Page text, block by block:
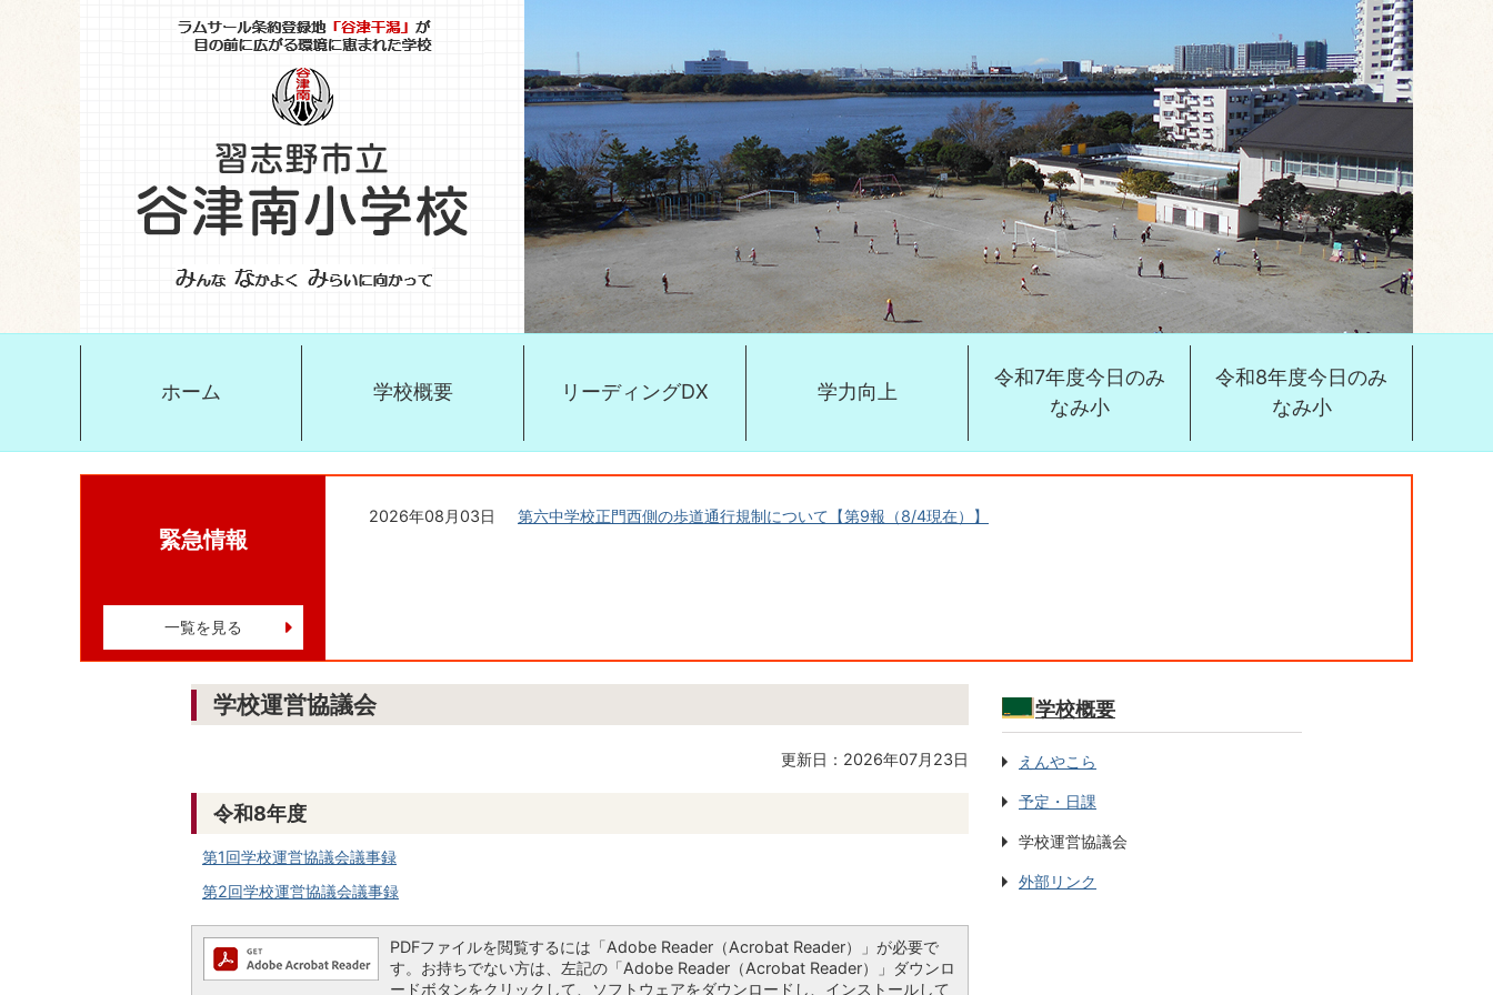
ホーム 学校概要 リーディングDX 学力向上
令和7年度今日のみ
なみ小
令和8年度今日のみ
なみ小
緊急情報
一覧を見る
2026年08月03日 第六中学校正門西側の歩道通行規制について【第9報（8/4現在）】
学校運営協議会
更新日：2026年07月23日
令和8年度
第1回学校運営協議会議事録
第2回学校運営協議会議事録
PDFファイルを閲覧するには「Adobe Reader（Acrobat Reader）」が必要で
す。お持ちでない方は、左記の「Adobe Reader（Acrobat Reader）」ダウンロ
ードボタンをクリックして、ソフトウェアをダウンロードし、インストールして
学校概要
えんやこら
予定・日課
学校運営協議会
外部リンク